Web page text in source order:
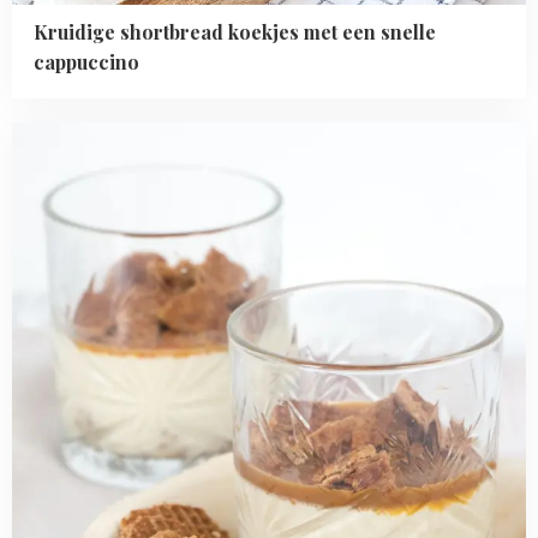
Kruidige shortbread koekjes met een snelle
cappuccino
about
Stroopwafel